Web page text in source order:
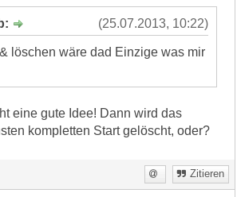
(25.07.2013, 10:22)
löschen wäre dad Einzige was mir
eine gute Idee! Dann wird das
kompletten Start gelöscht, oder?
Zitieren